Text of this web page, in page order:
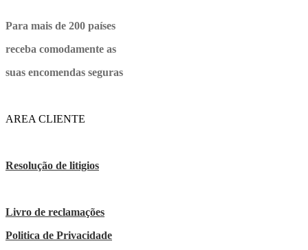
Para mais de 200 países
receba comodamente as
suas encomendas seguras
AREA CLIENTE
Resolução de litigios
Livro de reclamações
Politica de Privacidade